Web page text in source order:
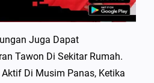
Juga Dapat
Tawon Di Sekitar Rumah.
Di Musim Panas, Ketika